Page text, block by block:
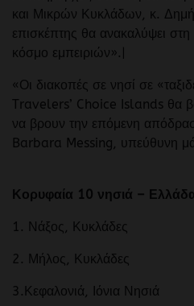
και Μικρών Κυκλάδων, κ.
επισκέπτης θα ανακαλύψει
κόσμο εμπειριών».|
«Οι διακοπές σε νησί σε
Travelers’ Choice Islands θα
να βρουν την επόμενη
Barbara Messing, υπεύθυνη
Κορυφαία 10 νησιά –
1. Νάξος, Κυκλάδες
2. Μήλος, Κυκλάδες
3.Κεφαλονιά, Ιόνια Νησιά